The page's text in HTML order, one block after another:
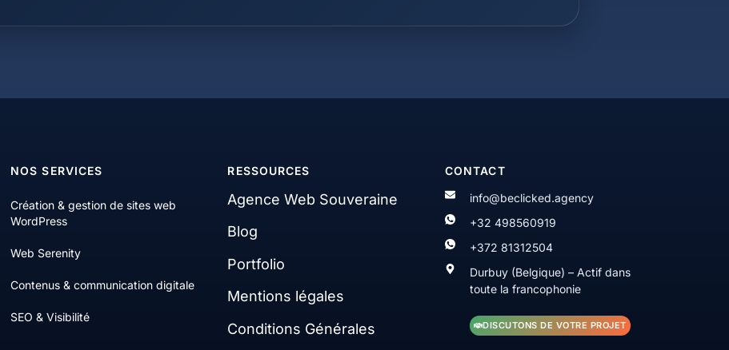
NOS SERVICES
Création & gestion de sites web
WordPress
Web Serenity
Contenus & communication digitale
SEO & Visibilité
RESSOURCES
Agence Web Souveraine
Blog
Portfolio
Mentions légales
Conditions Générales
CONTACT
info@beclicked.agency
+32 498560919
+372 81312504
Durbuy (Belgique) – Actif dans
toute la francophonie
DISCUTONS DE VOTRE PROJET